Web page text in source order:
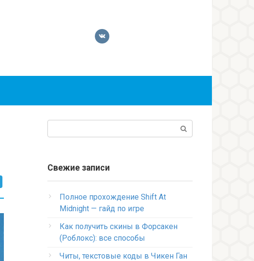
Свежие записи
Полное прохождение Shift At
Midnight — гайд по игре
Как получить скины в Форсакен
(Роблокс): все способы
Читы, текстовые коды в Чикен Ган